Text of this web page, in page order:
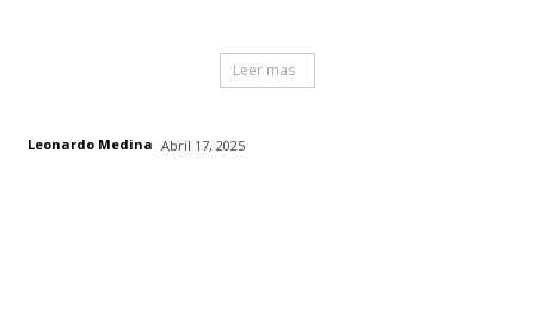
Leer mas
Leonardo Medina Abril 17, 2025